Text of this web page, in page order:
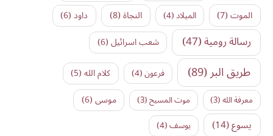
الموت(7) الميلاد(4) النجاة(8) داود(6)
رسالة رومية(47) شعب اسرائيل(6)
طريق البر(89) فرعون(4) كلام الله(5)
معرفة الله(3) موت المسيح(3) موسى(6)
يسوع(14) يوسف(4)